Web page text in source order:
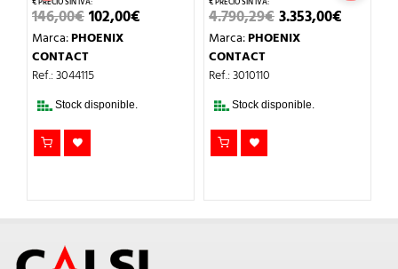
146,00€EL
PRECIO
ORIGINAL
ERA:
146,00€.
102,00€
Marca:PHOENIX
CONTACT
Ref.: 3044115
Stock disponible.
4.790,29€EL
PRECIO
ORIGINAL
3.353,00€
Marca:PHOENIX
CONTACT
Ref.: 3010110
Stock disponible.